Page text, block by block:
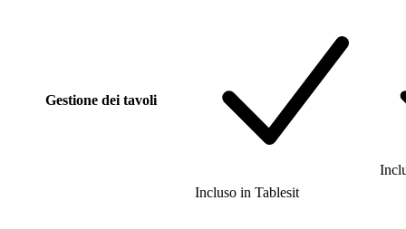
Gestione dei tavoli
Incluso in Tablesit